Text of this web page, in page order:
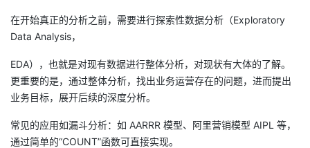
在开始真正的分析之前，需要进行探索性数据分析（Exploratory
Data Analysis，
EDA），也就是对现有数据进行整体分析，对现状有大体的了解。
更重要的是，通过整体分析，找出业务运营存在的问题，进而提出
业务目标，展开后续的深度分析。
常见的应用如漏斗分析：如 AARRR 模型、阿里营销模型 AIPL 等，
通过简单的“COUNT”函数可直接实现。